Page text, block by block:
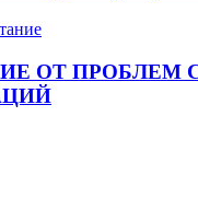
ОТ ПРОБЛЕМ